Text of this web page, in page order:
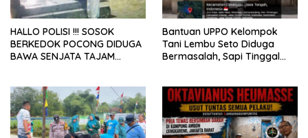
HALLO POLISI !!! SOSOK
BERKEDOK POCONG DIDUGA
BAWA SENJATA TAJAM
LEBONG
Bantuan UPPO Kelompok
Tani Lembu Seto Diduga
Bermasalah, Sapi Tinggal